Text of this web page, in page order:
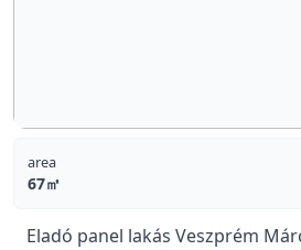
area
67㎡
Eladó panel lakás Veszprém